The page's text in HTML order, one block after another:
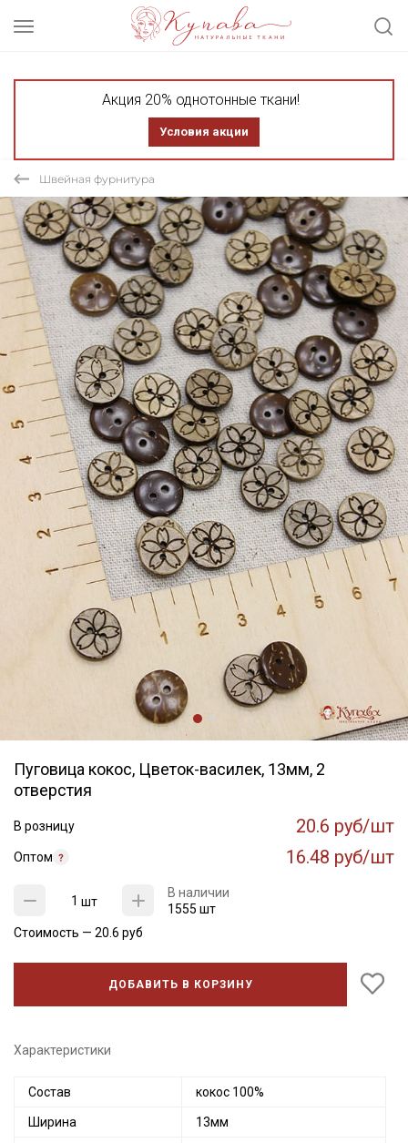
Акция 20% однотонные ткани!
Условия акции
Швейная фурнитура
Пуговица кокос, Цветок-василек, 13мм, 2
отверстия
В розницу 20.6 руб/шт
Оптом 16.48 руб/шт
шт
В наличии
1555 шт
Стоимость — 20.6 руб
ДОБАВИТЬ В КОРЗИНУ
Характеристики
Состав кокос 100%
Ширина 13мм
Секретная рассылка от Купава
Мы публикуем здесь дополнительные